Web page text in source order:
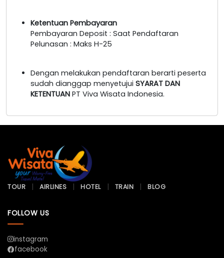
Ketentuan Pembayaran
Pembayaran Deposit : Saat Pendaftaran
Pelunasan : Maks H-25
Dengan melakukan pendaftaran berarti peserta
sudah dianggap menyetujui SYARAT DAN
KETENTUAN PT Viva Wisata Indonesia.
TOUR AIRLINES HOTEL TRAIN BLOG
FOLLOW US
instagram
facebook